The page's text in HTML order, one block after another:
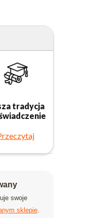
tradycja
swoje
sklepie.